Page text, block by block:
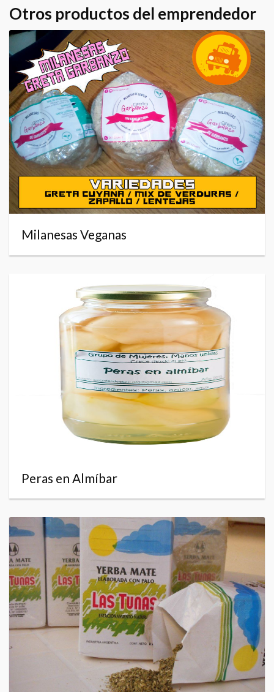
Otros productos del emprendedor
Milanesas Veganas
Peras en Almíbar